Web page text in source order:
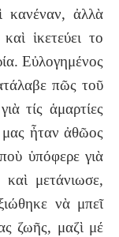
κανέναν, ἀλλὰ
ἱκετεύει το
Εὐλογημένος
πῶς τοῦ
τίς ἁμαρτίες
ἦταν ἀθῶος
ὑπόφερε γιὰ
μετάνιωσε,
νὰ μπεῖ
ζωῆς, μαζὶ μέ